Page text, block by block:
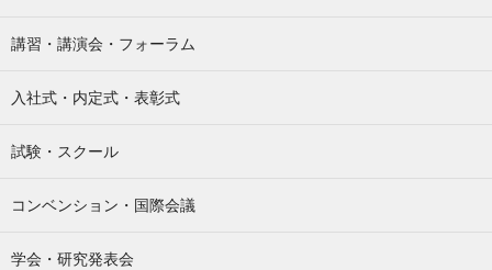
講習・講演会・フォーラム
入社式・内定式・表彰式
試験・スクール
コンベンション・国際会議
学会・研究発表会